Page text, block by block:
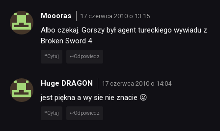
Moooras 17 czerwca 2010 o 13:15
Albo czekaj. Gorszy był agent tureckiego wywiadu z
Broken Sword 4
Cytuj Odpowiedz
Huge DRAGON 17 czerwca 2010 o 14:04
jest piękna a wy sie nie znacie 😛
Cytuj Odpowiedz